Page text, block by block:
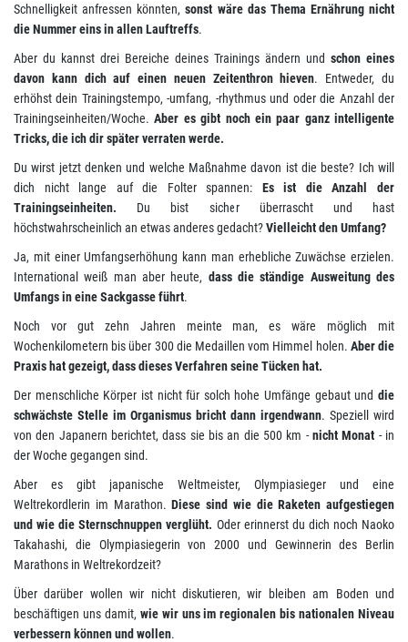
Schnelligkeit anfressen könnten,sonst wäre das Thema Ernährung nicht
die Nummer eins in allen Lauftreffs.
Aber du kannst drei Bereiche deines Trainings ändern und schon eines
davon kann dich auf einen neuen Zeitenthron hieven. Entweder, du
erhöhst dein Trainingstempo, -umfang, -rhythmus und oder die Anzahl der
Trainingseinheiten/Woche.Aber es gibt noch ein paar ganz intelligente
Tricks, die ich dir später verraten werde.
Du wirst jetzt denken und welche Maßnahme davon ist die beste? Ich will
dich nicht lange auf die Folter spannen: Es ist die Anzahl der
Trainingseinheiten. Du bist sicher überrascht und hast
höchstwahrscheinlich an etwas anderes gedacht?Vielleicht den Umfang?
Ja, mit einer Umfangserhöhung kann man erhebliche Zuwächse erzielen.
International weiß man aber heute, dass die ständige Ausweitung des
Umfangs in eine Sackgasse führt.
Noch vor gut zehn Jahren meinte man, es wäre möglich mit
Wochenkilometern bis über 300 die Medaillen vom Himmel holen. Aber die
Praxis hat gezeigt, dass dieses Verfahren seine Tücken hat.
Der menschliche Körper ist nicht für solch hohe Umfänge gebaut und die
schwächste Stelle im Organismus bricht dann irgendwann. Speziell wird
von den Japanern berichtet, dass sie bis an die 500 km -nicht Monat - in
der Woche gegangen sind.
Aber es gibt japanische Weltmeister, Olympiasieger und eine
Weltrekordlerin im Marathon.Diese sind wie die Raketen aufgestiegen
und wie die Sternschnuppen verglüht. Oder erinnerst du dich noch Naoko
Takahashi, die Olympiasiegerin von 2000 und Gewinnerin des Berlin
Marathons in Weltrekordzeit?
Über darüber wollen wir nicht diskutieren, wir bleiben am Boden und
beschäftigen uns damit, wie wir uns im regionalen bis nationalen Niveau
verbessern können und wollen.